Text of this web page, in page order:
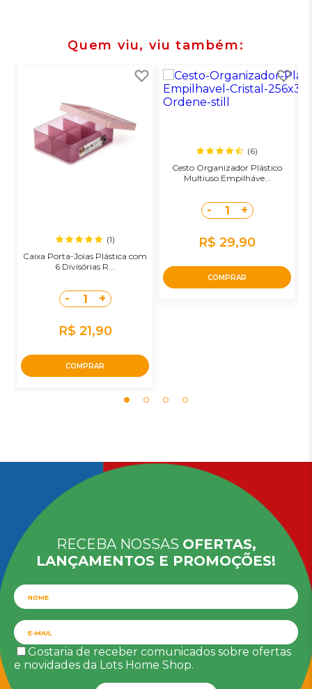
Quem viu, viu também
(1)
Caixa Porta-Joias Plástica com
6 Divisórias R...
- 1 +
R$ 21,90
COMPRAR
(6)
Cesto Organizador Plástico
Multiuso Empilháve...
- 1 +
R$ 29,90
COMPRAR
RECEBA NOSSAS OFERTAS,
LANÇAMENTOS E PROMOÇÕES!
Gostaria de receber comunicados sobre ofertas
e novidades da Lots Home Shop.